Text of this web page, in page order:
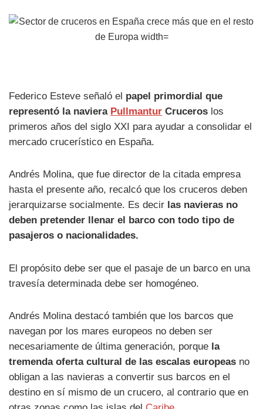
Federico Esteve señaló el papel primordial que
representó la naviera Pullmantur Cruceros los
primeros años del siglo XXI para ayudar a consolidar el
mercado crucerístico en España.
Andrés Molina, que fue director de la citada empresa
hasta el presente año, recalcó que los cruceros deben
jerarquizarse socialmente. Es decir las navieras no
deben pretender llenar el barco con todo tipo de
pasajeros o nacionalidades.
El propósito debe ser que el pasaje de un barco en una
travesía determinada debe ser homogéneo.
Andrés Molina destacó también que los barcos que
navegan por los mares europeos no deben ser
necesariamente de última generación, porque la
tremenda oferta cultural de las escalas europeas no
obligan a las navieras a convertir sus barcos en el
destino en sí mismo de un crucero, al contrario que en